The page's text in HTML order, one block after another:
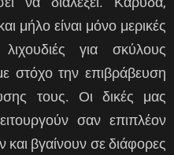
μήλο είναι μόνο μερικές
για σκύλους
στόχο την επιβράβευση
τους. Οι δικές μας
σαν επιπλέον
βγαίνουν σε διάφορες